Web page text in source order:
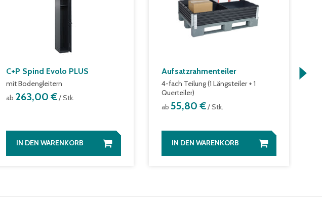
C+P Spind Evolo PLUS
mit Bodengleitern
ab 263,00 €/ Stk.
IN DEN WARENKORB
Aufsatzrahmenteiler
4-fach Teilung (1 Längsteiler + 1
Querteiler)
ab 55,80 €/ Stk.
IN DEN WARENKORB